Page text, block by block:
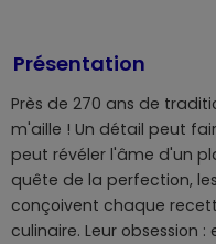
Présentation
Près de 270 ans de
m'aille ! Un détail peut
peut révéler l'âme d'un
quête de la perfection,
conçoivent chaque
culinaire. Leur obsession